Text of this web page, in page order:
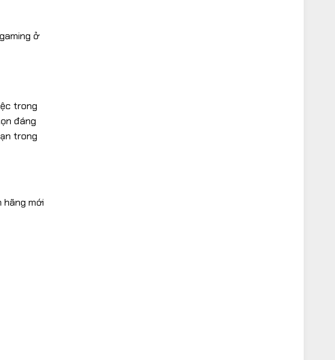
ở
trong
đáng
trong
hãng mới